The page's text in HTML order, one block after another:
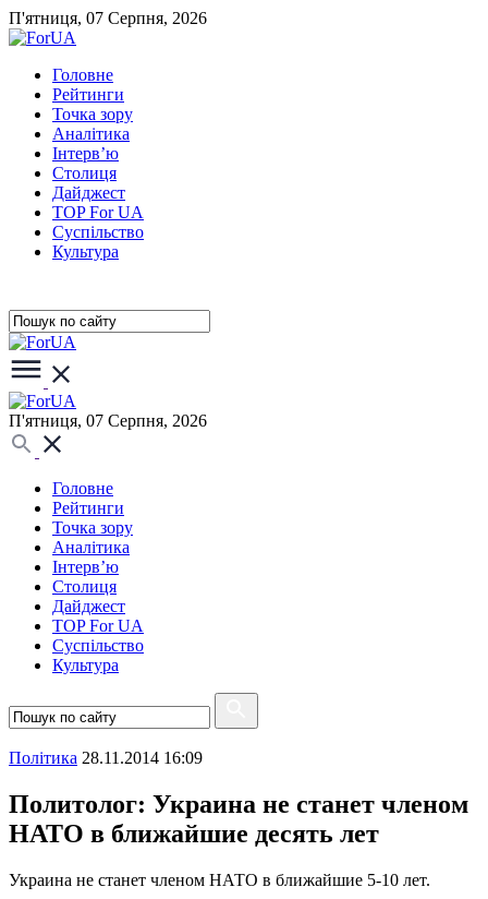
П'ятниця, 07 Серпня, 2026
Головне
Рейтинги
Точка зору
Аналітика
Інтерв’ю
Столиця
Дайджест
TOP For UA
Суспiльство
Культура
П'ятниця, 07 Серпня, 2026
Головне
Рейтинги
Точка зору
Аналітика
Інтерв’ю
Столиця
Дайджест
TOP For UA
Суспiльство
Культура
Полiтика 28.11.2014 16:09
Политолог: Украина не станет членом
НАТО в ближайшие десять лет
Украина не станет членом НАТО в ближайшие 5-10 лет.